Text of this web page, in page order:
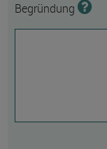
Begründung